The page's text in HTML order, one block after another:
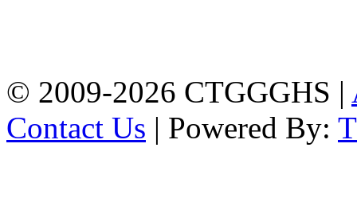
© 2009-2026 CTGGGHS |
Contact Us | Powered By: